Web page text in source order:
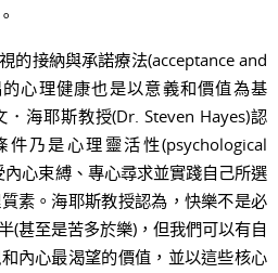
接納與承諾療法(acceptance and
心理健康也是以意義和價值為基
海耶斯教授(Dr. Steven Hayes)認
乃是心理靈活性(psychological
心束縛、專心尋求並實踐自己所選
素。海耶斯教授認為，快樂不是必
(甚至是苦多於樂)，但我們可以有自
內心最渴望的價值，並以這些核心